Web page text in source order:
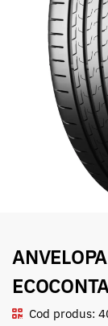
Cod produs: